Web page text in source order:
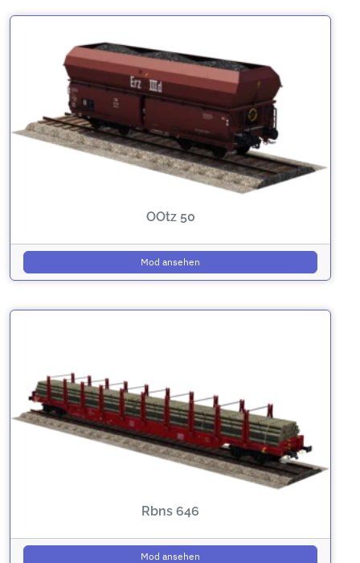
OOtz 50
Mod ansehen
Rbns 646
Mod ansehen